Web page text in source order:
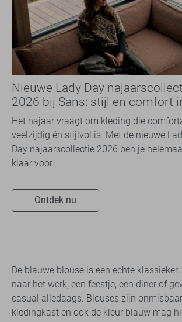
Nieuwe Lady Day
2026 bij Sans: stijl en comfort
travelkwaliteit
Het najaar vraagt om kleding die
veelzijdig én stijlvol is. Met de nieuwe
Day najaarscollectie 2026 ben je
klaar voor...
Ontdek nu
De blauwe blouse is een echte
naar het werk, een feestje, een diner of
casual alledaags. Blouses zijn
kledingkast en ook de kleur blauw mag